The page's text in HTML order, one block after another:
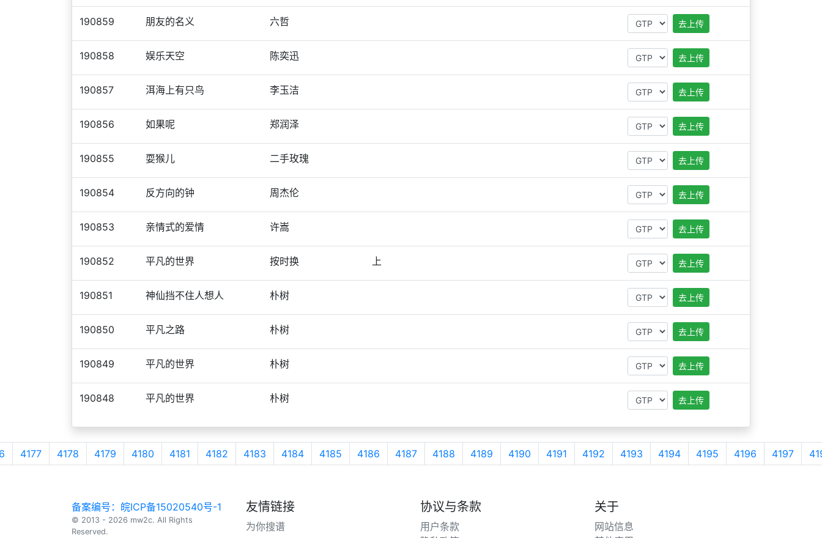
190859 朋友的名义 六哲 去上传
190858 娱乐天空 陈奕迅 去上传
190857 洱海上有只鸟 李玉洁 去上传
190856 如果呢 郑润泽 去上传
190855 耍猴儿 二手玫瑰 去上传
190854 反方向的钟 周杰伦 去上传
190853 亲情式的爱情 许嵩 去上传
190852 平凡的世界 按时换 上 去上传
190851 神仙挡不住人想人 朴树 去上传
190850 平凡之路 朴树 去上传
190849 平凡的世界 朴树 去上传
190848 平凡的世界 朴树 去上传
4177 4178 4179 4180 4181 4182 4183 4184 4185 4186 4187 4188 4189 4190 4191 4192 4193 4194 4195 4196 4197
备案编号：皖ICP备15020540号-1
© 2013 - 2026 mw2c. All Rights
Reserved.
友情链接
为你搜谱
协议与条款
用户条款
关于
网站信息